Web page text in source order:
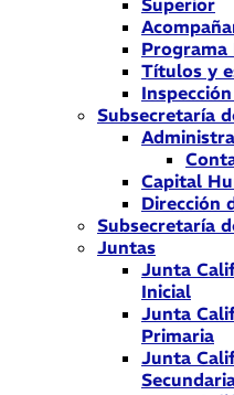
Superior
Programa
Títulos y
Subsecretaría
Capital
Dirección
Subsecretaría
Juntas
Junta
Inicial
Junta
Primaria
Junta